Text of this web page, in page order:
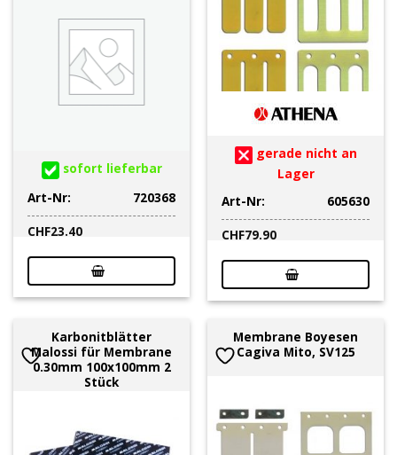
sofort lieferbar
Art-Nr:
720368
CHF23.40
gerade nicht an
Lager
Art-Nr:
605630
CHF79.90
Karbonitblätter
Malossi für Membrane
0.30mm 100x100mm 2
Stück
Membrane Boyesen
Cagiva Mito, SV125